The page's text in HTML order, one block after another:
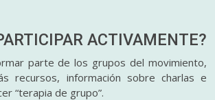
ACTIVAMENTE?
parte de los grupos del movimiento,
recursos, información sobre charlas e
“terapia de grupo”.